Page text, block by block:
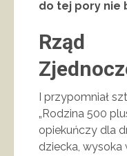
do tej pory nie
Rząd
I przypomniał
„Rodzina 500
opiekuńczy dla
dziecka, wysoka